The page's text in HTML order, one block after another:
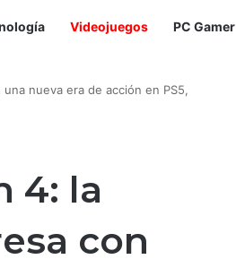
Videojuegos PC Gamer
nueva era de acción en PS5,
4: la
con